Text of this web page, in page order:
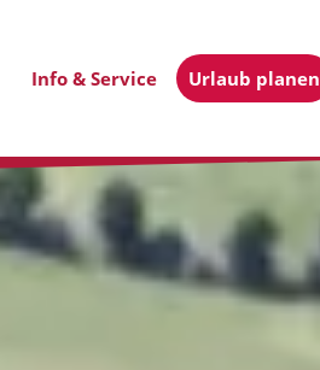
Info & Service Urlaub planen